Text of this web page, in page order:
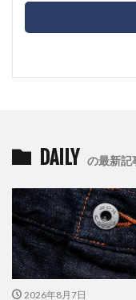
DAILY の最新記
2026年8月7日